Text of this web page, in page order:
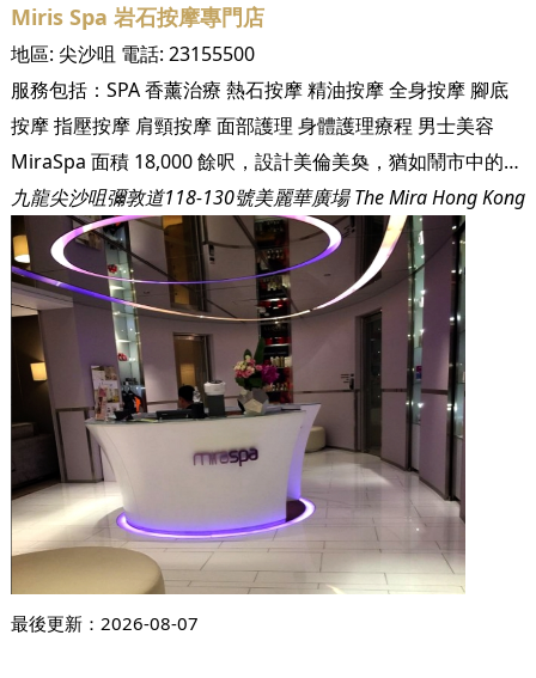
Miris Spa 岩石按摩專門店
地區: 尖沙咀 電話: 23155500
服務包括： SPA香薰治療 熱石按摩精油按摩全身按摩 腳底
按摩指壓按摩 肩頸按摩面部護理 身體護理療程 男士美容
MiraSpa 面積 18,000 餘呎，設計美倫美奐，猶如鬧市中的世外桃源。內設 9 間水療室，其中 2 間為豪華 VIP水療套房。我們誠邀您親臨體驗，於獨立的水療室或豪華熱療設施中，盡情放鬆享受。,水療區前臨水療區享受室內水療池、桑拿、蒸汽浴室及重煥活力的淋浴體驗，讓您的疲累統統一掃而空。溫暖怡人的環境，讓人得以平靜。躺在漂浮水床上，您可盡情沉浸於滋潤養生的氛圍之中。, 氣氛治療室精心設計的護理治療室，採用特別研製的顏色療法以提升水療體驗。結合舒緩情緒的燈光及個性化的 iPod 音樂精選，營造出完美的休息環境。燈光元素有助提升療法，讓您安然入睡。, 護理治療室7 間單人護理治療室均設有豪華按摩床、淋浴間、化妝間及洗衣設施，配以華麗燈飾、個人化照明、音響及溫控設施。治療師將按照您的個人化需求，調整氣氛環境。, VIP 套房MiraSpa 內設 2 間設備齊全、自成一格的 VIP 護理治療室。每間套房可同時容納兩名賓客使用，內設蒸汽浴室/淋浴間、水療池、長沙發/先進按摩台，及可轉變顏色的 LED 照明，並可按照您的個人喜好作出調整。, 產品及護理MiraSpa 帶您展開創意水療體驗之旅，結合全新的兌變式治療及著重成效的科技，為旅客提供功效顯著的治療。度身定製、採用頂尖產品及最新水療科技，呈獻立竿見影的效果。, 營業時間
九龍尖沙咀彌敦道118-130號美麗華廣場 The Mira Hong Kong
最後更新： 2026-08-07